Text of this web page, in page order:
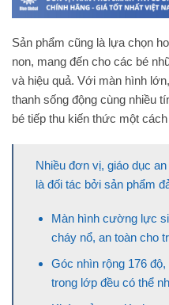
Sản phẩm cũng là lựa chọn
non, mang đến cho các bé
và hiệu quả. Với màn hình
thanh sống động cùng nhiều
bé tiếp thu kiến thức một
Nhiều đơn vị, giáo dục
là đối tác bởi sản phẩm
Màn hình cường lực
cháy nổ, an toàn cho
Góc nhìn rộng 176
trong lớp đều có thể